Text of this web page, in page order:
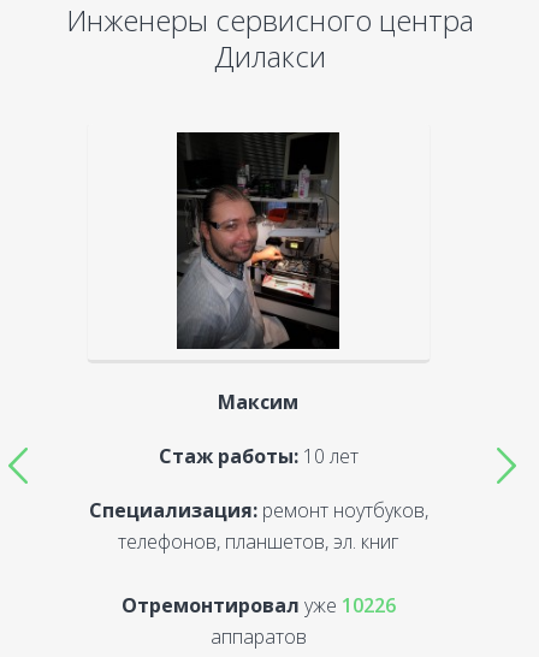
Инженеры сервисного центра
Дилакси
Максим
Стаж работы:10 лет
Специализация:ремонт ноутбуков,
телефонов, планшетов, эл. книг
Отремонтировал уже 10226
аппаратов